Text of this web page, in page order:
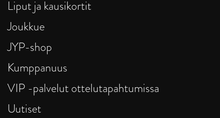
Liput ja kausikortit
Joukkue
JYP-shop
Kumppanuus
VIP -palvelut ottelutapahtumissa
Uutiset